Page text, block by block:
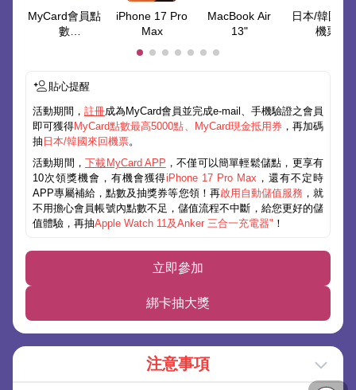
MyCard會員點
數
iPhone 17 Pro
Max
MacBook Air
13"
日本/韓國來
機票
貼心提醒
活動期間， 註冊成為MyCard會員並完成e-mail、手機驗證之會員
即可獲得MyCard點數最高5000點、MyCard現金抵用券 ，再加碼
抽 日本/韓國來回機票。
活動期間，下載MyCard APP ，不僅可以簡單輕鬆儲點，更享有
10次領獎機會，有機會獲得iPhone 17 Pro Max ，還有不定時
APP專屬補給，點數及抽獎券等您領！再啟用自動儲值服務 ，就
不用擔心會員帳號內點數不足，儲值流程不中斷，給您更好的儲
值體驗，再抽Apple Watch 11及Anker 三合一充電器" ！
立即參加
綁卡抽大獎
注意事項